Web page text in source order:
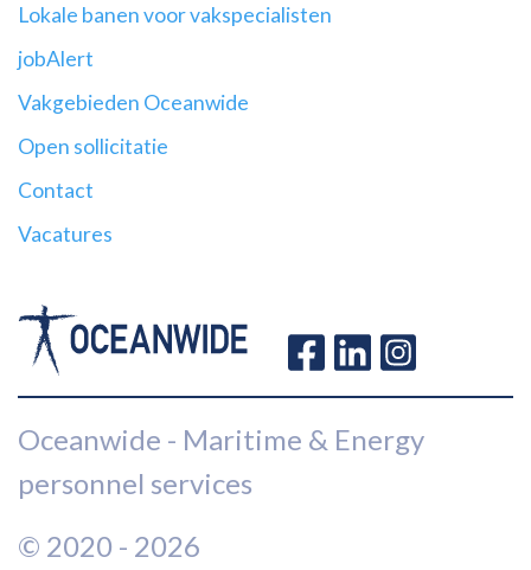
Lokale banen voor vakspecialisten
jobAlert
Vakgebieden Oceanwide
Open sollicitatie
Contact
Vacatures
Oceanwide - Maritime & Energy
personnel services
© 2020 - 2026